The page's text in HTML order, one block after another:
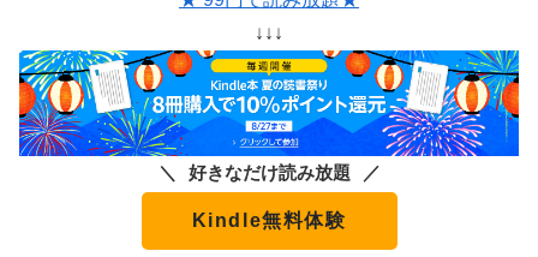
↓↓↓
好きなだけ読み放題
Kindle無料体験